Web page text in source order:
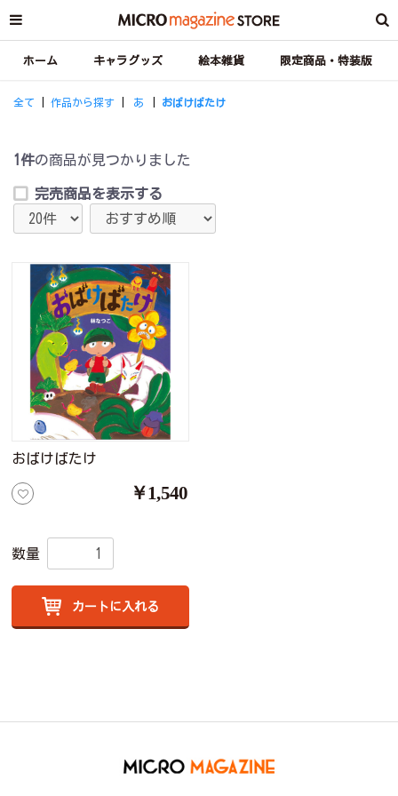
ホーム キャラグッズ 絵本雑貨 限定商品・特装版
全て 作品から探す あ おばけばたけ
1件の商品が見つかりました
完売商品を表示する
おばけばたけ
￥1,540
数量
カートに入れる